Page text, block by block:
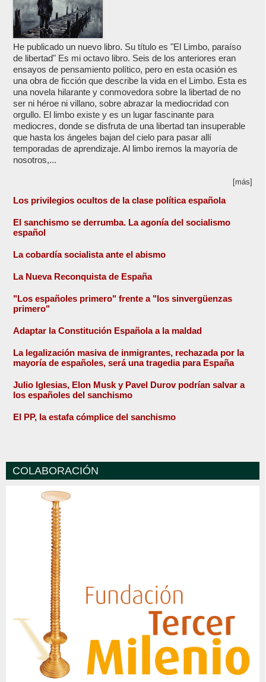
He publicado un nuevo libro. Su título es "El Limbo, paraíso
de libertad" Es mi octavo libro. Seis de los anteriores eran
ensayos de pensamiento político, pero en esta ocasión es
una obra de ficción que describe la vida en el Limbo. Esta es
una novela hilarante y conmovedora sobre la libertad de no
ser ni héroe ni villano, sobre abrazar la mediocridad con
orgullo. El limbo existe y es un lugar fascinante para
mediocres, donde se disfruta de una libertad tan insuperable
que hasta los ángeles bajan del cielo para pasar allí
temporadas de aprendizaje. Al limbo iremos la mayoría de
nosotros,...
[más]
Los privilegios ocultos de la clase política española
El sanchismo se derrumba. La agonía del socialismo
español
La cobardía socialista ante el abismo
La Nueva Reconquista de España
"Los españoles primero" frente a "los sinvergüenzas
primero"
Adaptar la Constitución Española a la maldad
La legalización masiva de inmigrantes, rechazada por la
mayoría de españoles, será una tragedia para España
Julio Iglesias, Elon Musk y Pavel Durov podrían salvar a
los españoles del sanchismo
El PP, la estafa cómplice del sanchismo
COLABORACIÓN